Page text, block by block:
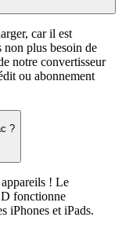
car il est
non plus besoin de
notre convertisseur
ou abonnement
?
! Le
fonctionne
iPhones et iPads.